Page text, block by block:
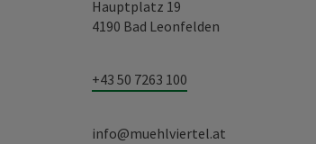
Hauptplatz 19
4190 Bad Leonfelden
+43 50 7263 100
info@muehlviertel.at